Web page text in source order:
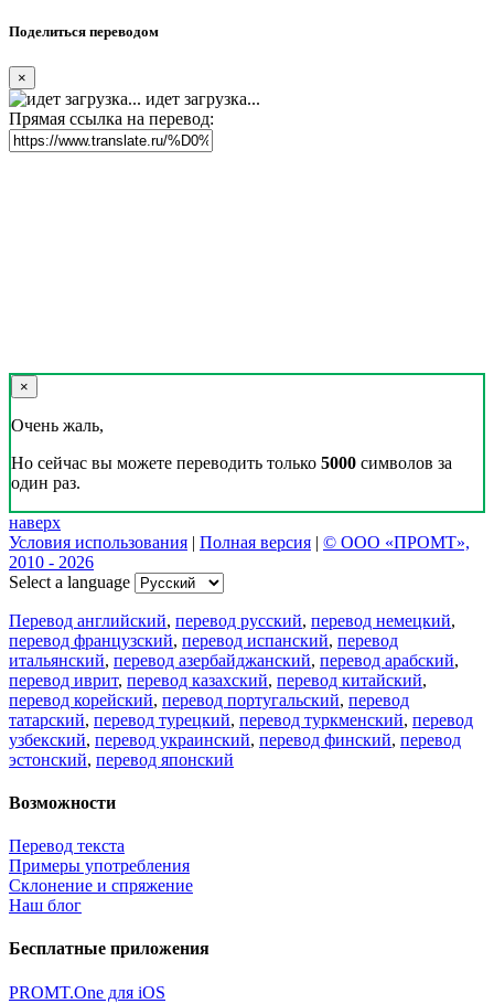
Поделиться переводом
×
идет загрузка...
Прямая ссылка на перевод:
×
Очень жаль,
Но сейчас вы можете переводить только 5000 символов за
один раз.
наверх
Условия использования | Полная версия | © ООО «ПРОМТ»,
2010 - 2026
Select a language
Перевод английский, перевод русский, перевод немецкий,
перевод французский, перевод испанский, перевод
итальянский, перевод азербайджанский, перевод арабский,
перевод иврит, перевод казахский, перевод китайский,
перевод корейский, перевод португальский, перевод
татарский, перевод турецкий, перевод туркменский, перевод
узбекский, перевод украинский, перевод финский, перевод
эстонский, перевод японский
Возможности
Перевод текста
Примеры употребления
Склонение и спряжение
Наш блог
Бесплатные приложения
PROMT.One для iOS